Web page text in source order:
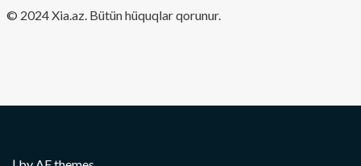
​© 2024 Xia.az. Bütün hüquqlar qorunur.